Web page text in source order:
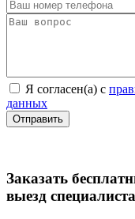
Я согласен(а) c
данных
Отправить
Заказать
выезд специалиста